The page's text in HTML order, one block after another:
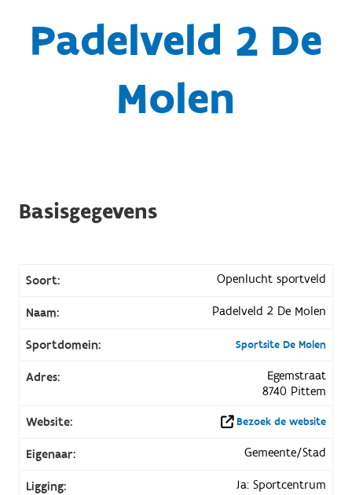
Padelveld 2 De
Molen
Basisgegevens
Soort: Openlucht sportveld
Naam: Padelveld 2 De Molen
Sportdomein: Sportsite De Molen
Adres:
Egemstraat
8740 Pittem
Website:
Bezoek de website
Eigenaar: Gemeente/Stad
Ligging: Ja: Sportcentrum